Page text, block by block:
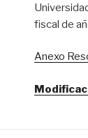
fiscal de
Anexo